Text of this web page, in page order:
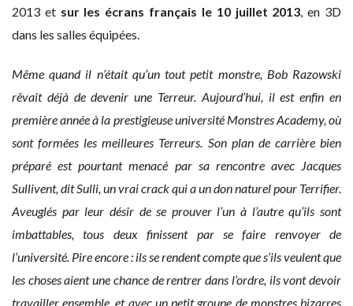
2013 et sur les écrans français le 10 juillet 2013 , en 3D
dans les salles équipées.
Même quand il n’était qu’un tout petit monstre, Bob Razowski
rêvait déjà de devenir une Terreur. Aujourd’hui, il est enfin en
première année à la prestigieuse université Monstres Academy, où
sont formées les meilleures Terreurs. Son plan de carrière bien
préparé est pourtant menacé par sa rencontre avec Jacques
Sullivent, dit Sulli, un vrai crack qui a un don naturel pour Terrifier.
Aveuglés par leur désir de se prouver l’un à l’autre qu’ils sont
imbattables, tous deux finissent par se faire renvoyer de
l’université. Pire encore : ils se rendent compte que s’ils veulent que
les choses aient une chance de rentrer dans l’ordre, ils vont devoir
travailler ensemble, et avec un petit groupe de monstres bizarres